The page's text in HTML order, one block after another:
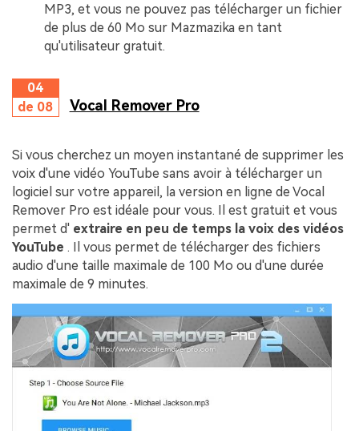
MP3, et vous ne pouvez pas télécharger un fichier
de plus de 60 Mo sur Mazmazika en tant
qu'utilisateur gratuit.
04
de 08
Vocal Remover Pro
Si vous cherchez un moyen instantané de supprimer les
voix d'une vidéo YouTube sans avoir à télécharger un
logiciel sur votre appareil, la version en ligne de Vocal
Remover Pro est idéale pour vous. Il est gratuit et vous
permet d' extraire en peu de temps la voix des vidéos
YouTube . Il vous permet de télécharger des fichiers
audio d'une taille maximale de 100 Mo ou d'une durée
maximale de 9 minutes.